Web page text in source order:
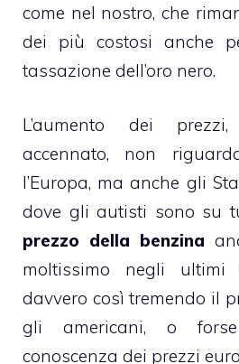
come nel nostro, che
dei più costosi anche
tassazione dell’oro nero.
L’aumento dei
accennato, non
l’Europa, ma anche gli
dove gli autisti sono su
prezzo della benzina
moltissimo negli
davvero così tremendo il
gli americani, o
conoscenza dei prezzi